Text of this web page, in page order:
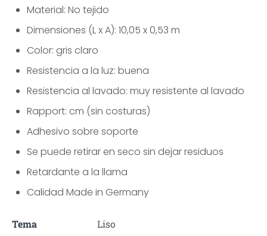
Material: No tejido
Dimensiones (L x A): 10,05 x 0,53 m
Color: gris claro
Resistencia a la luz: buena
Resistencia al lavado: muy resistente al lavado
Rapport: cm (sin costuras)
Adhesivo sobre soporte
Se puede retirar en seco sin dejar residuos
Retardante a la llama
Calidad Made in Germany
Tema Liso